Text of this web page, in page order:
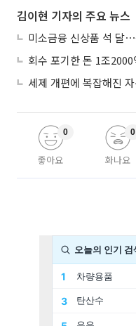
김이현 기자의 주요 뉴스
좋아요
0
화나요
0